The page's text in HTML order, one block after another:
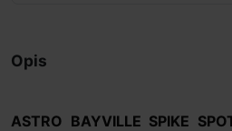
Opis
ASTRO BAYVILLE SPIKE